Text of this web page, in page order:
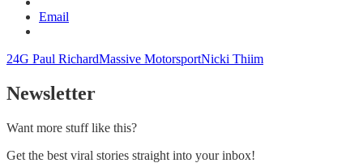
Email
24G Paul RichardMassive MotorsportNicki Thiim
Newsletter
Want more stuff like this?
Get the best viral stories straight into your inbox!